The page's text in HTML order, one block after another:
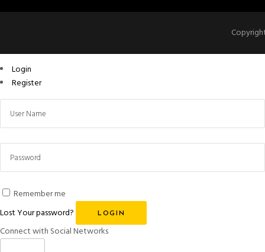
Login
Register
Remember me
Lost Your password?
LOGIN
Connect with Social Networks